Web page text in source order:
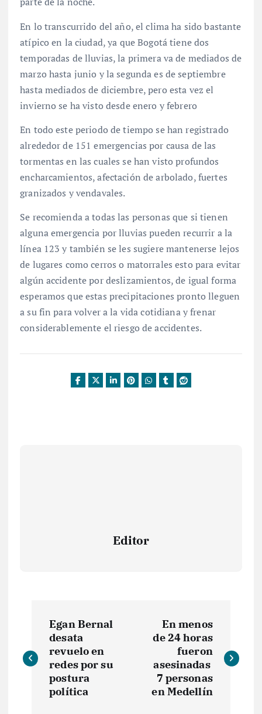
En lo transcurrido del año, el clima ha sido bastante
atípico en la ciudad, ya que Bogotá tiene dos
temporadas de lluvias, la primera va de mediados de
marzo hasta junio y la segunda es de septiembre
hasta mediados de diciembre, pero esta vez el
invierno se ha visto desde enero y febrero
En todo este periodo de tiempo se han registrado
alrededor de 151 emergencias por causa de las
tormentas en las cuales se han visto profundos
encharcamientos, afectación de arbolado, fuertes
granizados y vendavales.
Se recomienda a todas las personas que si tienen
alguna emergencia por lluvias pueden recurrir a la
línea 123 y también se les sugiere mantenerse lejos
de lugares como cerros o matorrales esto para evitar
algún accidente por deslizamientos, de igual forma
esperamos que estas precipitaciones pronto lleguen
a su fin para volver a la vida cotidiana y frenar
considerablemente el riesgo de accidentes.
Editor
a
v
Egan Bernal
desata
revuelo en
redes por su
postura
política
En menos
de 24 horas
fueron
asesinadas
7 personas
en Medellín